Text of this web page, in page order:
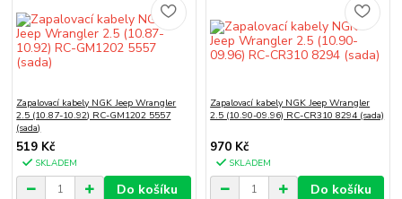
Zapalovací kabely NGK Jeep Wrangler
2.5 (10.87-10.92) RC-GM1202 5557
(sada)
519 Kč
SKLADEM
Do košíku
Zapalovací kabely NGK Jeep Wrangler
2.5 (10.90-09.96) RC-CR310 8294 (sada)
970 Kč
SKLADEM
Do košíku